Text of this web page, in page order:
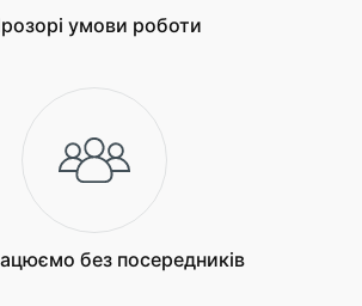
умови роботи
без посередників